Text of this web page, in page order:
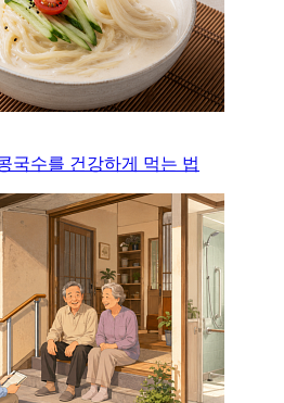
국수를 건강하게 먹는 법